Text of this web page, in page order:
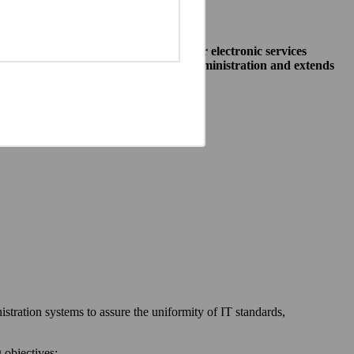
allow public institutions make their electronic services
to different systems of public administration and extends
between:
systems to assure the uniformity of IT standards,